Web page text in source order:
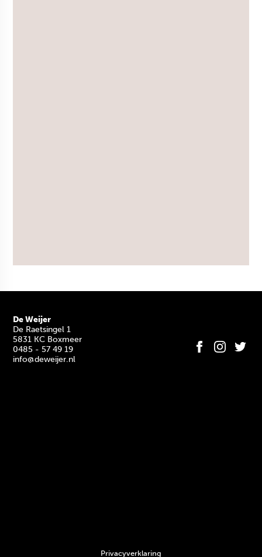
De Weijer
De Raetsingel 1
5831 KC Boxmeer
0485 - 57 49 19
info@deweijer.nl
Privacyverklaring